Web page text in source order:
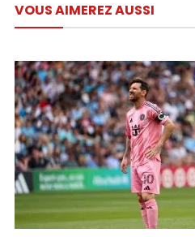
l’article
VOUS AIMEREZ AUSSI